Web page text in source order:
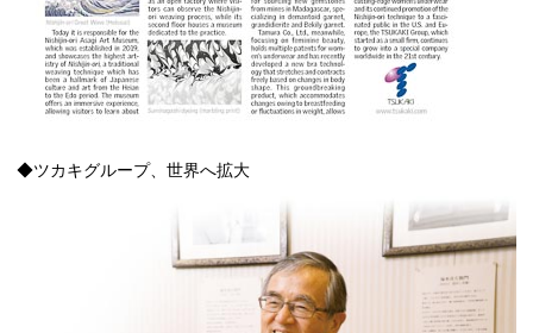
◆ツカキグループ、世界へ拡大